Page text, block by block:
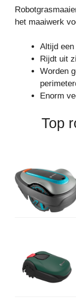
het maaiwerk
Altijd
Rijdt uit
Worden
Enorm
Top